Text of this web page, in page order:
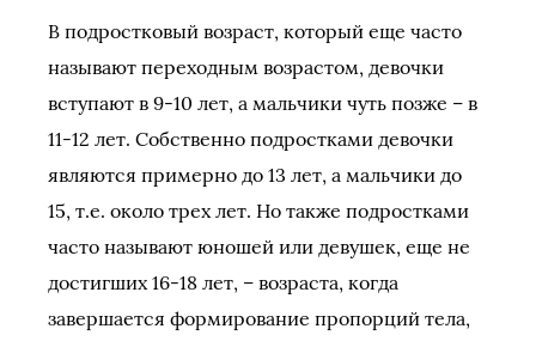
В подростковый возраст, который еще часто
называют переходным возрастом, девочки
вступают в 9-10 лет, а мальчики чуть позже – в
11-12 лет. Собственно подростками девочки
являются примерно до 13 лет, а мальчики до
15, т.е. около трех лет. Но также подростками
часто называют юношей или девушек, еще не
достигших 16-18 лет, – возраста, когда
завершается формирование пропорций тела,